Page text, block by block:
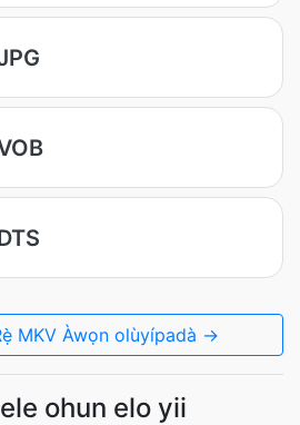
MKV Àwọn olùyípadà →
ohun elo yii